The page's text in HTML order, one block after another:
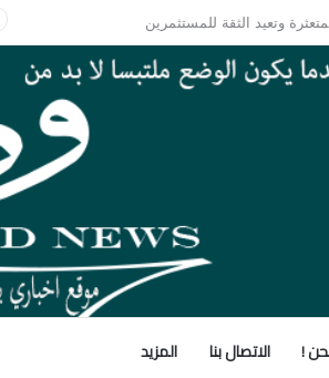
التحالفات العابرة للقارات؟
! الاتصال بنا المزيد